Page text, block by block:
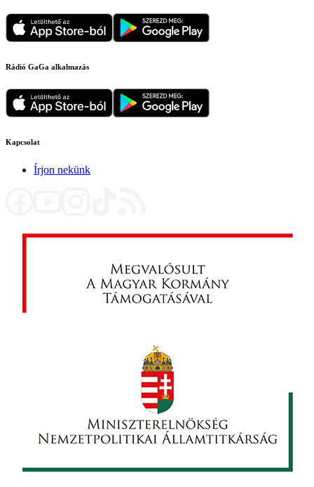
Rádió GaGa alkalmazás
Kapcsolat
Írjon nekünk